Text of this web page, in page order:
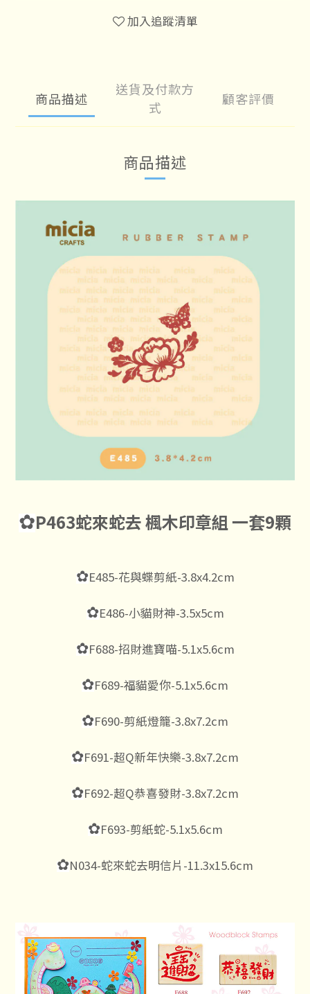
加入追蹤清單
商品描述
送貨及付款方
式
顧客評價
商品描述
✿P463蛇來蛇去 楓木印章組 一套9顆
✿E485-花與蝶剪紙-3.8x4.2cm
✿E486-小貓財神-3.5x5cm
✿F688-招財進寶喵-5.1x5.6cm
✿F689-福貓愛你-5.1x5.6cm
✿F690-剪紙燈籠-3.8x7.2cm
✿F691-超Q新年快樂-3.8x7.2cm
✿F692-超Q恭喜發財-3.8x7.2cm
✿F693-剪紙蛇-5.1x5.6cm
✿N034-蛇來蛇去明信片-11.3x15.6cm